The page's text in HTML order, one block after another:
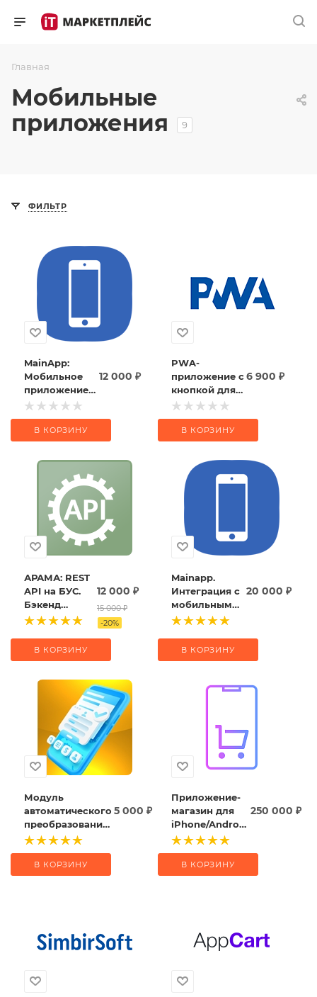
Главная
Мобильные
приложения
9
ФИЛЬТР
MainApp:
Мобильное
приложение
для сайта (iOS
и Android)
12 000 ₽
В КОРЗИНУ
PWA-
приложение с
кнопкой для
установки
6 900 ₽
В КОРЗИНУ
АРАМА: REST
API на БУС.
Бэкенд
мобильных
Конструктор
12 000 ₽
15 000₽
-20%
В КОРЗИНУ
Mainapp.
Интеграция с
мобильным
приложением
android
20 000 ₽
В КОРЗИНУ
Модуль
автоматического
преобразования
сайта в
приложение для
Android / iOS
(PWA)
5 000 ₽
В КОРЗИНУ
Приложение-
магазин для
iPhone/Android
(React native)
250 000 ₽
В КОРЗИНУ